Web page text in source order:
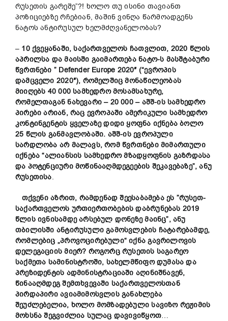
რუსეთის გარეშე”?! ხოლო თუ ისინი თავიანთ
პოზიციებზე რჩებიან, მაშინ ვინღა წარმოადგენს
ნატოს ანტირუსულ ხელმძღვანელობას?
– 10ქვეყანაში,საქართველოს ჩათვლით, 2020 წლის
აპრილსა დამაისში გაიმართებანატო-ს მასშტაბური
წვრთნები ” Defender Europe 2020″ (“ევროპის
დამცველი 2020″), რომელშიცმონაწილეობას
მიიღებს 40 000სამხედრო მოსამსახურე,
რომელთაგანნახევარი – 20 000– აშშ-ის სამხედრო
პირები არიან, რაც ევროპაში ამერიკული სამხედრო
კონტინგენტის ყველაზედიდიყოფნა იქნებაბოლო
25 წლის განმავლობაში. აშშ-ისევროპული
სარდლობა არ მალავს,რომ წვრთნები მიმართული
იქნება “ალიანსის სამხედრომზადყოფნის გაზრდასა
და პოტენციური მოწინააღმდეგეების შეკავებაზე”,ანუ
რუსეთისა.
თქვენიაზრით, რამდენადშეესაბამებაეს ”რუსეთ-
საქართველოს ურთიერთობებისდაბრუნებას 2019
წლისივნისამდეარსებულ დონეზემაინც”, ანუ
თბილისში ანტირუსულიგამოსვლების ჩატარებამდე,
რომლებიც „პროვოცირებული“ იქნაგავრილოვის
დელეგაციისმიერ? როგორცრუსეთის საგარეო
საქმეთა სამინისტროში, სახელმწიფოდუმასადა
პრეზიდენტის ადმინისტრაციაში აღინიშნავენ,
წინააღმდეგშემთხვევაში საქართველოსთან
პირდაპირიავიამიმოსვლისგანახლება
შეუძლებელია, ხოლო მომზადებულისავიზო რეჟიმის
მოხსნაშეგვიძლია სულაც დავივიწყოთ…